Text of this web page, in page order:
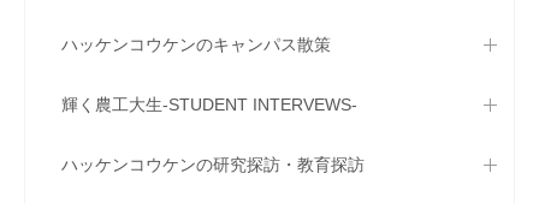
ハッケンコウケンのキャンパス散策
輝く農工大生-STUDENT INTERVEWS-
ハッケンコウケンの研究探訪・教育探訪